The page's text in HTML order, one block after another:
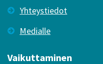
Yhteystiedot
Medialle
Vaikuttaminen